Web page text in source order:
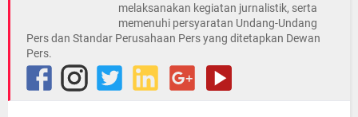
melaksanakan kegiatan jurnalistik, serta
memenuhi persyaratan Undang-Undang
Pers dan Standar Perusahaan Pers yang ditetapkan Dewan
Pers.